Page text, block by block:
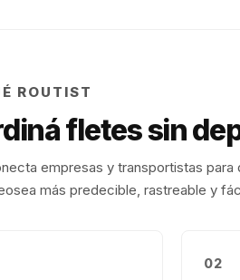
ROUTIST
fletes sin
empresas y transportistas para
sea más predecible, rastreable y
02